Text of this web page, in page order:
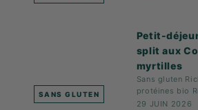
SANS GLUTEN
Petit-
split aux
myrtilles
Sans gluten
protéines bio
29 JUIN 2026